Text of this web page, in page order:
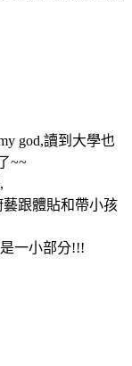
god,讀到大學也
~~
跟體貼和帶小孩
一小部分!!!